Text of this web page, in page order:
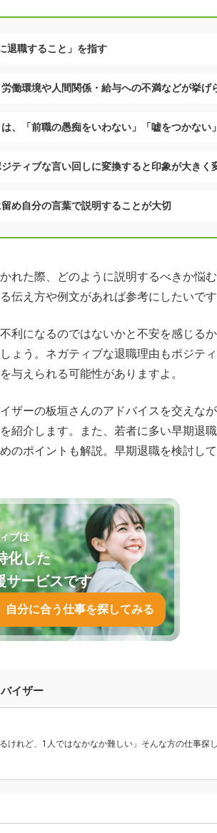
退職すること」を指す
働環境や人間関係・給与への不満などが挙げ
、「前職の愚痴をいわない」「嘘をつかない
ティブな言い回しに変換すると印象が大きく
め自分の言葉で説明することが大切
れた際、どのように説明するべきか悩
伝え方や例文があれば参考にしたいで
利になるのではないかと不安を感じる
ょう。ネガティブな退職理由もポジテ
与えられる可能性がありますよ。
ザーの板垣さんのアドバイスを交えな
紹介します。また、若者に多い早期退
のポイントも解説。早期退職を検討し
ブは
化した
サービスです
自分に合う仕事を探してみる
イザー
けれど、1人ではなかなか難しい」そんな方の仕事探